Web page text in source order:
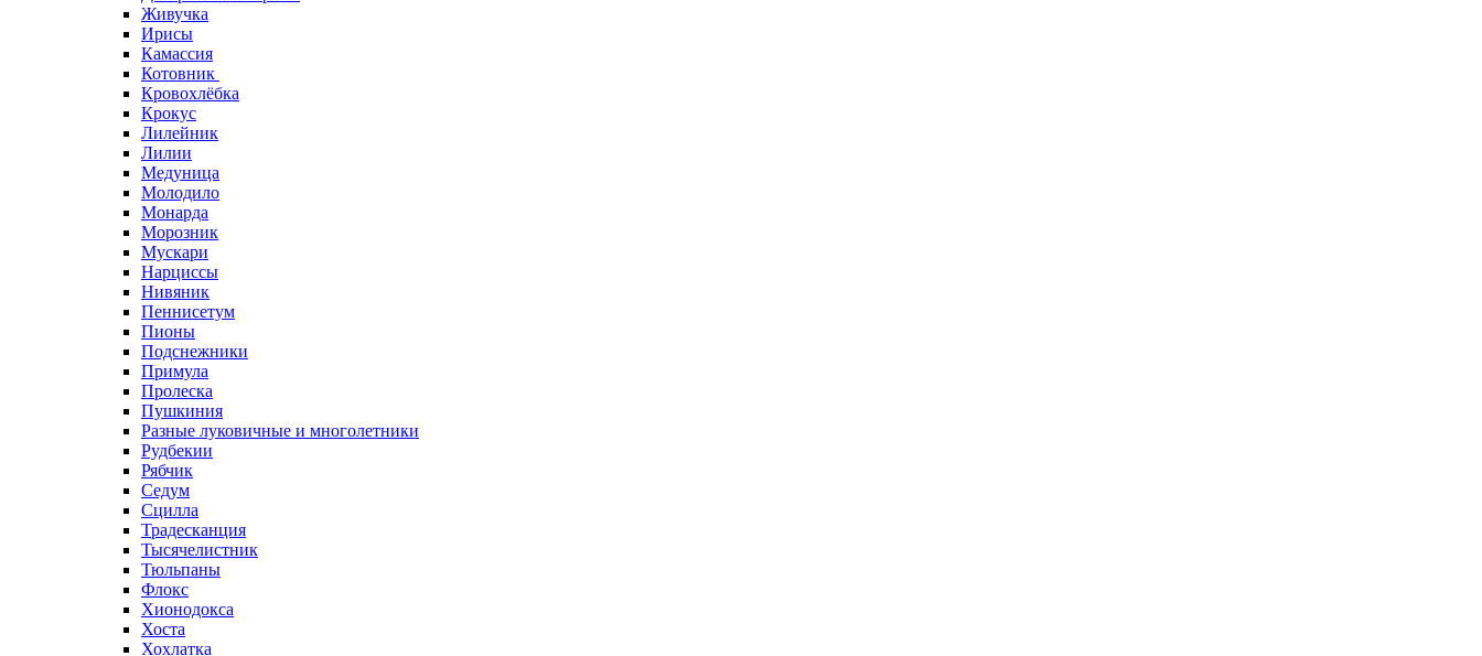
Живучка
Ирисы
Камассия
Котовник
Кровохлёбка
Крокус
Лилейник
Лилии
Медуница
Молодило
Монарда
Морозник
Мускари
Нарциссы
Нивяник
Пеннисетум
Пионы
Подснежники
Примула
Пролеска
Пушкиния
Разные луковичные и многолетники
Рудбекии
Рябчик
Седум
Сцилла
Традесканция
Тысячелистник
Тюльпаны
Флокс
Хионодокса
Хоста
Хохлатка